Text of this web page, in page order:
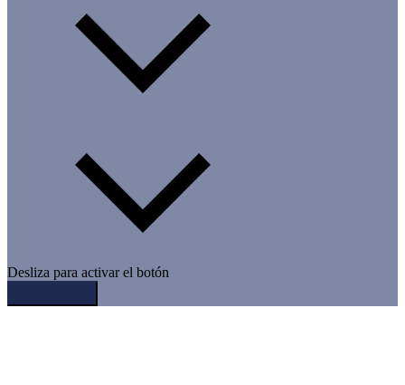
Desliza para activar el botón